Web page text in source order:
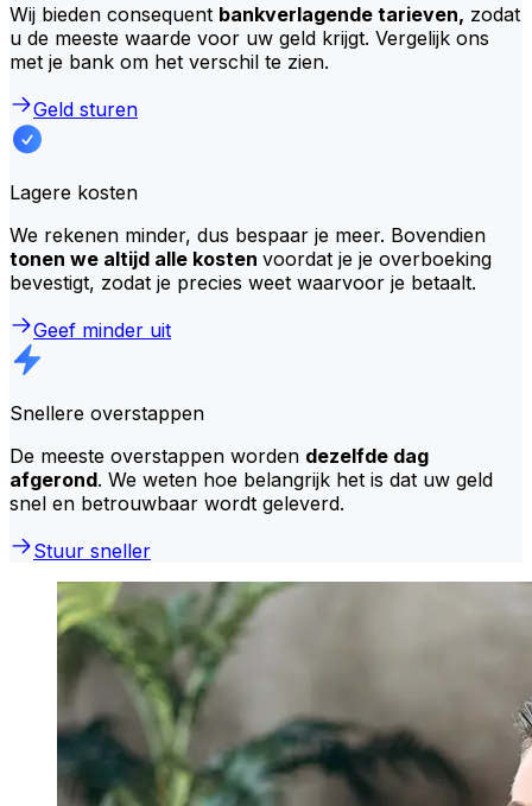
Wij bieden consequent bankverlagende tarieven, zodat
u de meeste waarde voor uw geld krijgt. Vergelijk ons
met je bank om het verschil te zien.
Geld sturen
Lagere kosten
We rekenen minder, dus bespaar je meer. Bovendien
tonen we altijd alle kosten voordat je je overboeking
bevestigt, zodat je precies weet waarvoor je betaalt.
Geef minder uit
Snellere overstappen
De meeste overstappen worden dezelfde dag
afgerond. We weten hoe belangrijk het is dat uw geld
snel en betrouwbaar wordt geleverd.
Stuur sneller